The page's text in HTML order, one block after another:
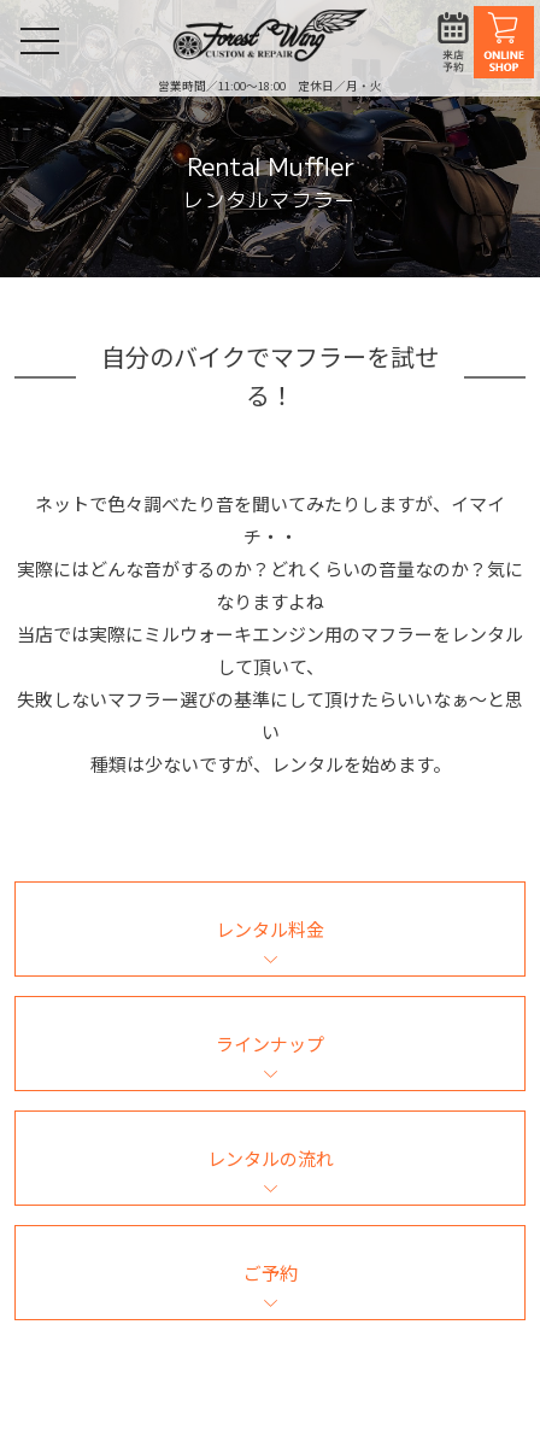
営業時間／11:00〜18:00 定休日／月・火
toggle
Rental Muffler
レンタルマフラー
自分のバイクでマフラーを試せ
る！
ネットで色々調べたり音を聞いてみたりしますが、イマイ
チ・・
実際にはどんな音がするのか？どれくらいの音量なのか？気に
なりますよね
当店では実際にミルウォーキエンジン用のマフラーをレンタル
して頂いて、
失敗しないマフラー選びの基準にして頂けたらいいなぁ〜と思
い
種類は少ないですが、レンタルを始めます。
レンタル料金
ラインナップ
レンタルの流れ
ご予約